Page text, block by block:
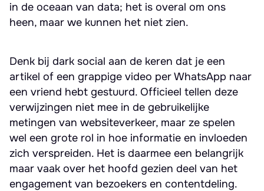
in de oceaan van data; het is overal om ons
heen, maar we kunnen het niet zien.
Denk bij dark social aan de keren dat je een
artikel of een grappige video per WhatsApp naar
een vriend hebt gestuurd. Officieel tellen deze
verwijzingen niet mee in de gebruikelijke
metingen van websiteverkeer, maar ze spelen
wel een grote rol in hoe informatie en invloeden
zich verspreiden. Het is daarmee een belangrijk
maar vaak over het hoofd gezien deel van het
engagement van bezoekers en contentdeling.